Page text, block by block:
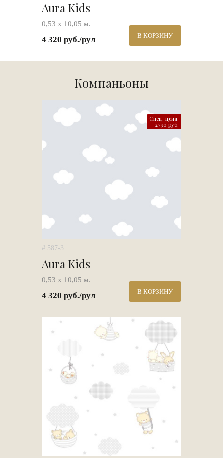
Aura Kids
0,53 х 10,05 м.
4 320 руб./рул В КОРЗИНУ
Компаньоны
Спец. цена:
2790 руб.
# 587-3
Aura Kids
0,53 х 10,05 м.
4 320 руб./рул В КОРЗИНУ